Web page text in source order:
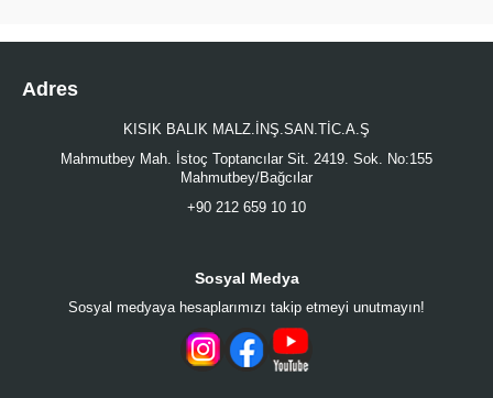
Adres
KISIK BALIK MALZ.İNŞ.SAN.TİC.A.Ş
Mahmutbey Mah. İstoç Toptancılar Sit. 2419. Sok. No:155
Mahmutbey/Bağcılar
+90 212 659 10 10
Sosyal Medya
Sosyal medyaya hesaplarımızı takip etmeyi unutmayın!